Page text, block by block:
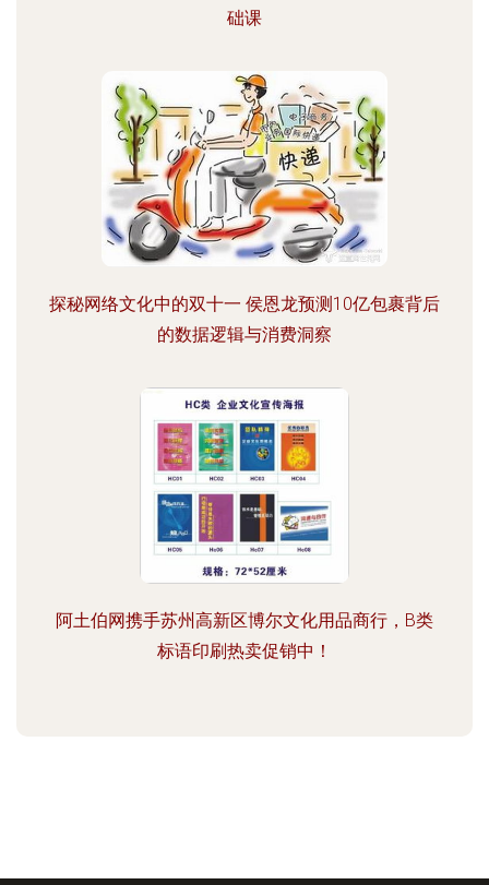
础课
探秘网络文化中的双十一 侯恩龙预测10亿包裹背后
的数据逻辑与消费洞察
阿土伯网携手苏州高新区博尔文化用品商行，B类
标语印刷热卖促销中！